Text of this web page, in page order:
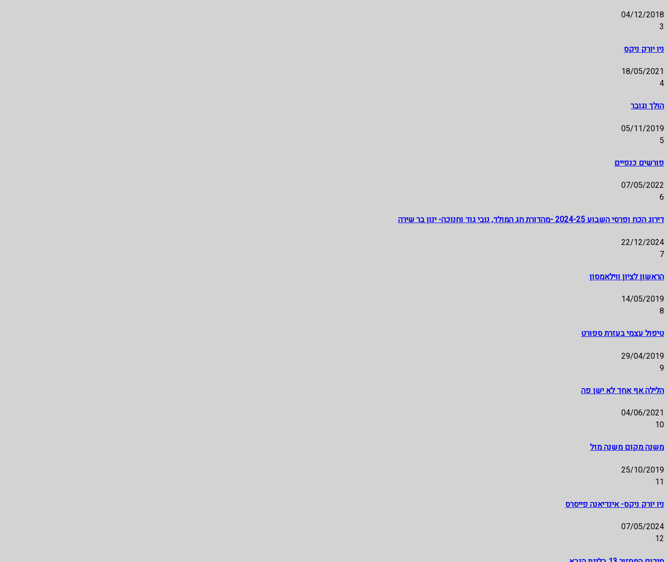
04/12/2018
3
ניו יורק ניקס
18/05/2021
4
הולך וגובר
05/11/2019
5
פורשים כנפיים
07/05/2022
6
דירוג הכח ופרסי השבוע 2024-25 -מהדורת חג המולד, נובי גוד וחנוכה- ינון בר שירה
22/12/2024
7
הראשון לציון ווילאמסון
14/05/2019
8
טיפול עצמי בעזרת ספורט
29/04/2019
9
הלילה אף אחד לא ישן פה
04/06/2021
10
משנה מקום משנה מזל
25/10/2019
11
ניו יורק ניקס- אינדיאנה פייסרס
07/05/2024
12